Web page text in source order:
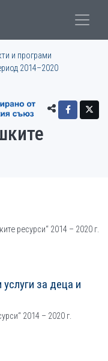
и програми
2014–2020
ресурси“ 2014 – 2020 г.
за деца и
2014 – 2020 г.